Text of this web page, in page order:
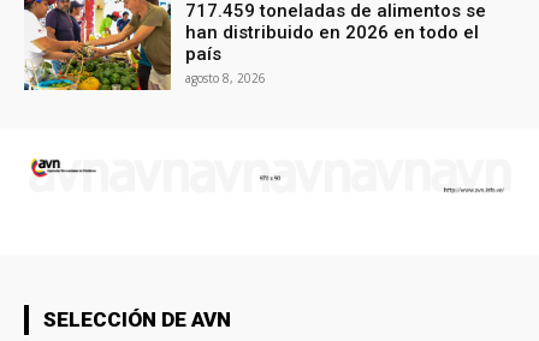
717.459 toneladas de alimentos se
han distribuido en 2026 en todo el
país
agosto 8, 2026
SELECCIÓN DE AVN